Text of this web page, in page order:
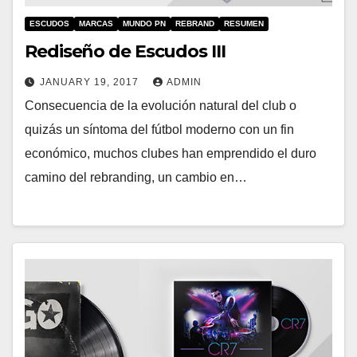
ESCUDOS MARCAS MUNDO PN REBRAND RESUMEN
Rediseño de Escudos III
JANUARY 19, 2017 ADMIN
Consecuencia de la evolución natural del club o
quizás un síntoma del fútbol moderno con un fin
económico, muchos clubes han emprendido el duro
camino del rebranding, un cambio en…